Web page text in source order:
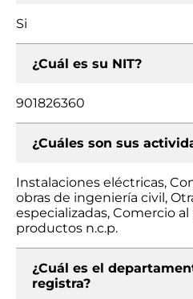
Si
¿Cuál es su NIT?
901826360
¿Cuáles son sus
Instalaciones eléctricas,
obras de ingeniería civil,
especializadas, Comercio
productos n.c.p.
¿Cuál es el
registra?